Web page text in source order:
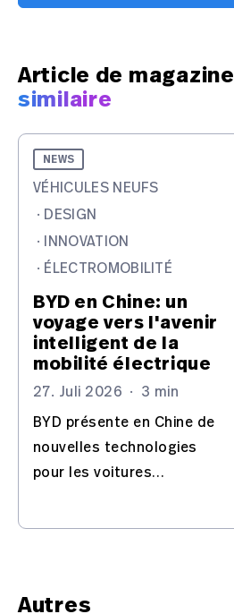
Article de magazine
similaire
NEWS
VÉHICULES NEUFS
· DESIGN
· INNOVATION
· ÉLECTROMOBILITÉ
BYD en Chine: un
voyage vers l'avenir
intelligent de la
mobilité électrique
27. Juli 2026 · 3 min
BYD présente en Chine de
nouvelles technologies
pour les voitures
mire.
Autres